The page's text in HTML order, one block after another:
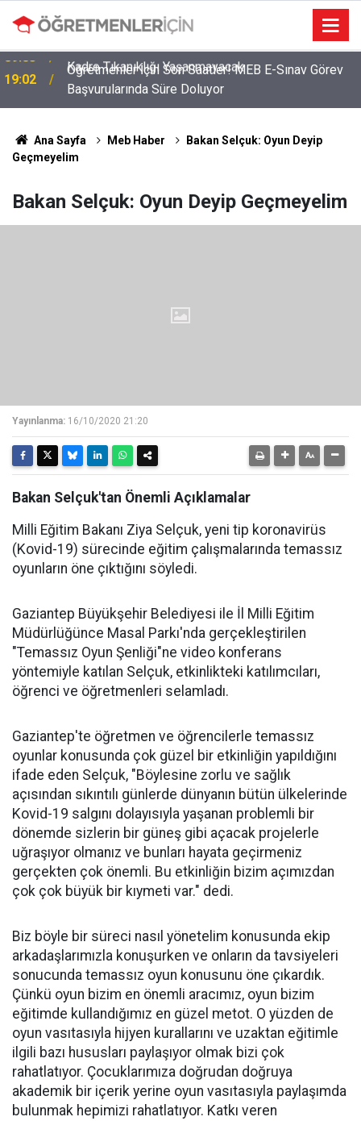
19:02
Öğretmenler İçin Son Saatler! MEB E-Sınav Görev
Başvurularında Süre Doluyor
Ana Sayfa Meb Haber
Bakan Selçuk: Oyun Deyip
Geçmeyelim
Bakan Selçuk: Oyun Deyip Geçmeyelim
Yayınlanma: 16/10/2020 21:20
Bakan Selçuk'tan Önemli Açıklamalar
Milli Eğitim Bakanı Ziya Selçuk, yeni tip koronavirüs
(Kovid-19) sürecinde eğitim çalışmalarında temassız
oyunların öne çıktığını söyledi.
Gaziantep Büyükşehir Belediyesi ile İl Milli Eğitim
Müdürlüğünce Masal Parkı'nda gerçekleştirilen
"Temassız Oyun Şenliği"ne video konferans
yöntemiyle katılan Selçuk, etkinlikteki katılımcıları,
öğrenci ve öğretmenleri selamladı.
Gaziantep'te öğretmen ve öğrencilerle temassız
oyunlar konusunda çok güzel bir etkinliğin yapıldığını
ifade eden Selçuk, "Böylesine zorlu ve sağlık
açısından sıkıntılı günlerde dünyanın bütün ülkelerinde
Kovid-19 salgını dolayısıyla yaşanan problemli bir
dönemde sizlerin bir güneş gibi açacak projelerle
uğraşıyor olmanız ve bunları hayata geçirmeniz
gerçekten çok önemli. Bu etkinliğin bizim açımızdan
çok çok büyük bir kıymeti var." dedi.
Biz böyle bir süreci nasıl yönetelim konusunda ekip
arkadaşlarımızla konuşurken ve onların da tavsiyeleri
sonucunda temassız oyun konusunu öne çıkardık.
Çünkü oyun bizim en önemli aracımız, oyun bizim
eğitimde kullandığımız en güzel metot. O yüzden de
oyun vasıtasıyla hijyen kurallarını ve uzaktan eğitimle
ilgili bazı hususları paylaşıyor olmak bizi çok
rahatlatıyor. Çocuklarımıza doğrudan doğruya
akademik bir içerik yerine oyun vasıtasıyla paylaşımda
bulunmak hepimizi rahatlatıyor. Katkı veren